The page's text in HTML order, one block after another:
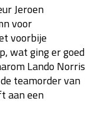
zo 21:00 - 23:00
30 okt - 01 nov
za 19:00 - 20:00
zo 18:00 - 20:00
Jeroen
voor
voorbije
wat ging er goed
Lando Norris
teamorder van
aan een